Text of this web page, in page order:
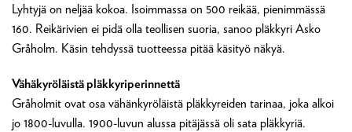
Lyhtyjä on neljää kokoa. Isoimmassa on 500 reikää, pienimmässä
160. Reikärivien ei pidä olla teollisen suoria, sanoo pläkkyri Asko
Gråholm. Käsin tehdyssä tuotteessa pitää käsityö näkyä.
Vähäkyröläistä pläkkyriperinnettä
Gråholmit ovat osa vähänkyröläistä pläkkyreiden tarinaa, joka alkoi
jo 1800-luvulla. 1900-luvun alussa pitäjässä oli sata pläkkyriä.